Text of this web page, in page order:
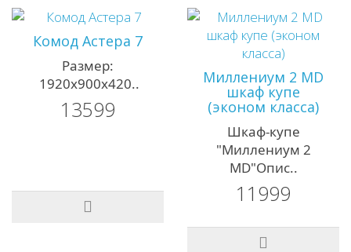
Комод Астера 7
Размер:
1920х900х420..
13599
Миллениум 2 MD
шкаф купе
(эконом класса)
Шкаф-купе
"Миллениум 2
MD"Опис..
11999